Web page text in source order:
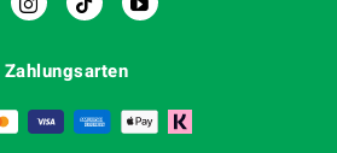
Zahlungsarten